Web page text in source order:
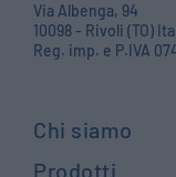
Via Albenga, 94
10098 - Rivoli (TO)
Reg. imp. e P.IVA
Chi siamo
Prodotti